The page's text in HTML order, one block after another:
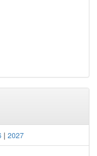
| 2027